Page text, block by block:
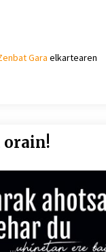
Gara elkartearen
orain!